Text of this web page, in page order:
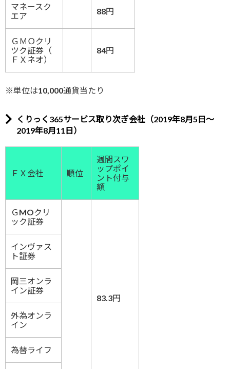
マネースク
エア
88円
ＧＭＯクリ
ツク証券（
ＦＸネオ）
84円
※単位は10,000通貨当たり
くりっく365サービス取り次ぎ会社（2019年8月5日～
2019年8月11日）
ＦＸ会社 順位
週間スワ
ップポイ
ント付与
額
ＧMOクリ
ック証券
83.3円
インヴァス
ト証券
岡三オンラ
イン証券
外為オンラ
イン
為替ライフ